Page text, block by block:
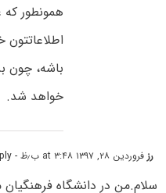
همونطور
باشه، چون
خواهد شد.
رز فروردین ۲۸, ۱۳۹۷ at ۳:۴۸ ب٫ظ - Reply
سلام.من در دانشگاه